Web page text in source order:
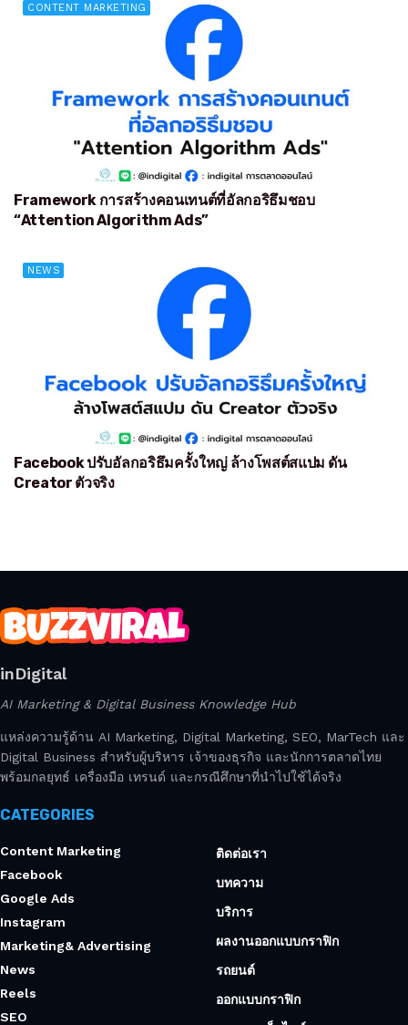
CONTENT MARKETING
Framework การสร้างคอนเทนต์ที่อัลกอริธึมชอบ
“Attention Algorithm Ads”
NEWS
Facebook ปรับอัลกอริธึมครั้งใหญ่ ล้างโพสต์สแปม ดัน
Creator ตัวจริง
inDigital
AI Marketing & Digital Business Knowledge Hub
แหล่งความรู้ด้าน AI Marketing, Digital Marketing, SEO, MarTech และ
Digital Business สำหรับผู้บริหาร เจ้าของธุรกิจ และนักการตลาดไทย
พร้อมกลยุทธ์ เครื่องมือ เทรนด์ และกรณีศึกษาที่นำไปใช้ได้จริง
CATEGORIES
Content Marketing
Facebook
Google Ads
Instagram
Marketing& Advertising
News
Reels
SEO
ติดต่อเรา
บทความ
บริการ
ผลงานออกแบบกราฟิก
รถยนต์
ออกแบบกราฟิก